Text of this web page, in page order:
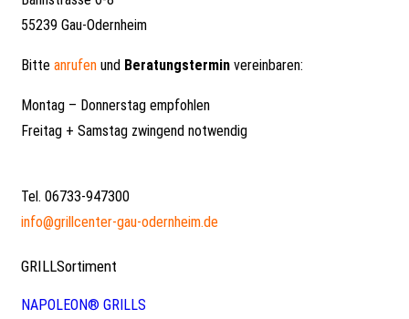
55239 Gau-Odernheim
Bitte anrufen und Beratungstermin vereinbaren:
Montag – Donnerstag empfohlen
Freitag + Samstag zwingend notwendig
Tel. 06733-947300
info@grillcenter-gau-odernheim.de
GRILLSortiment
NAPOLEON® GRILLS